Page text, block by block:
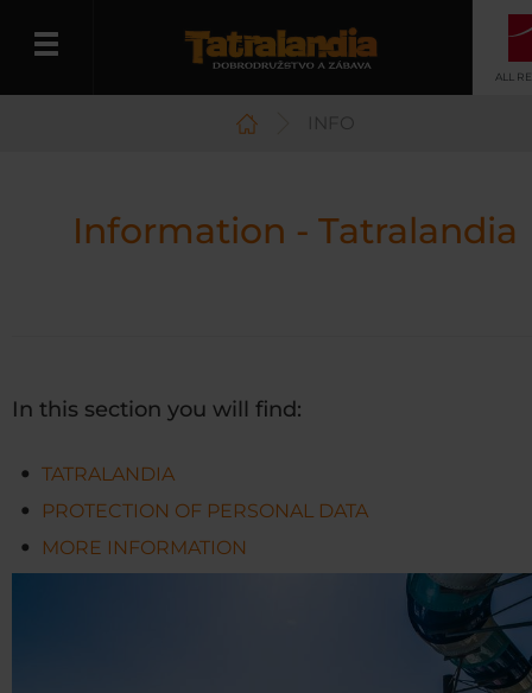
ALL
INFO
Information - Tatralandia
In this section you will find:
TATRALANDIA
PROTECTION OF PERSONAL DATA
MORE INFORMATION